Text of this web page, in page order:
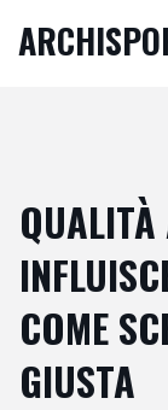
COME
GIUSTA